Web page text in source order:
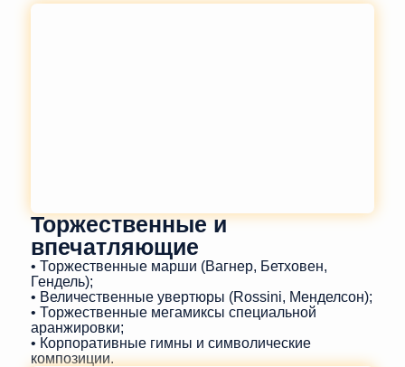
Торжественные и
впечатляющие
• Торжественные марши (Вагнер, Бетховен,
Гендель);
• Величественные увертюры (Rossini, Менделсон);
• Торжественные мегамиксы специальной
аранжировки;
• Корпоративные гимны и символические
композиции.